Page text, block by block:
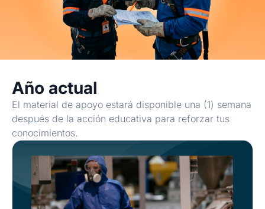
Año actual
El material de apoyo estará disponible una (1) semana
después de la acción educativa para reforzar tus
conocimientos.